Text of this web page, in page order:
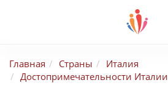
Главная Страны
Италия
Достопримечательности Италии